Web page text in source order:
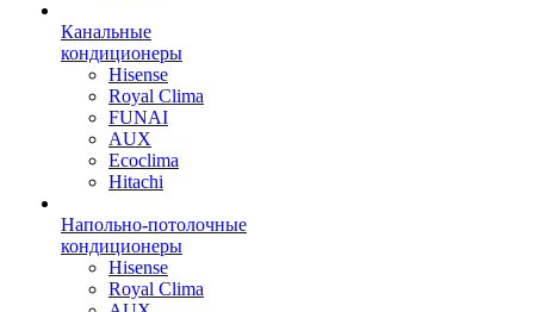
Канальные
кондиционеры
Hisense
Royal Clima
FUNAI
AUX
Ecoclima
Hitachi
Напольно-потолочные
кондиционеры
Hisense
Royal Clima